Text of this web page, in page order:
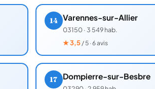
14 Varennes-sur-Allier
03150·3 549 hab.
★3,5/ 5 · 6 avis
17 Dompierre-sur-Besbre